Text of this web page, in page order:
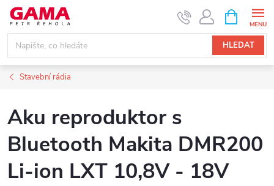
Přejít
obsah
HLEDAT
NÁKUPNÍ
KOŠÍK
Stavební rádia
Aku reproduktor s
Bluetooth Makita DMR200
Li-ion LXT 10,8V - 18V